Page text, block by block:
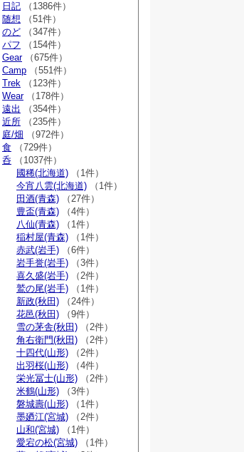
日記 （1386件）
随想 （51件）
のど （347件）
パフ （154件）
Gear（675件）
Camp （551件）
Trek （123件）
Wear（178件）
遠出
（354件）
近所 （235件）
庭/畑 （972件）
食 （729件）
呑 （1037件）
國稀(北海道) （1件）
今宵八雲(北海道) （1件）
田酒(青森) （27件）
豊盃(青森) （4件）
八仙(青森) （1件）
稲村屋(青森) （1件）
赤武(岩手) （6件）
岩手誉(岩手) （3件）
喜久盛(岩手) （2件）
鷲の尾(岩手) （1件）
新政(秋田) （24件）
花邑(秋田) （9件）
雪の茅舎(秋田) （2件）
角右衛門(秋田) （2件）
十四代(山形) （2件）
出羽桜(山形) （4件）
栄光冨士(山形) （2件）
米鶴(山形) （3件）
磐城壽(山形) （1件）
墨廼江(宮城) （2件）
山和(宮城) （1件）
愛宕の松(宮城) （1件）